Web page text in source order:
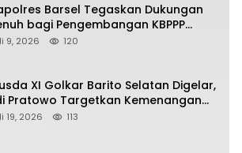
Barsel Tegaskan Dukungan
bagi Pengembangan KBPPP
Tengah
9, 2026 120
XI Golkar Barito Selatan Digelar,
Pratowo Targetkan Kemenangan
pada Pemilu Mendatang
19, 2026 113